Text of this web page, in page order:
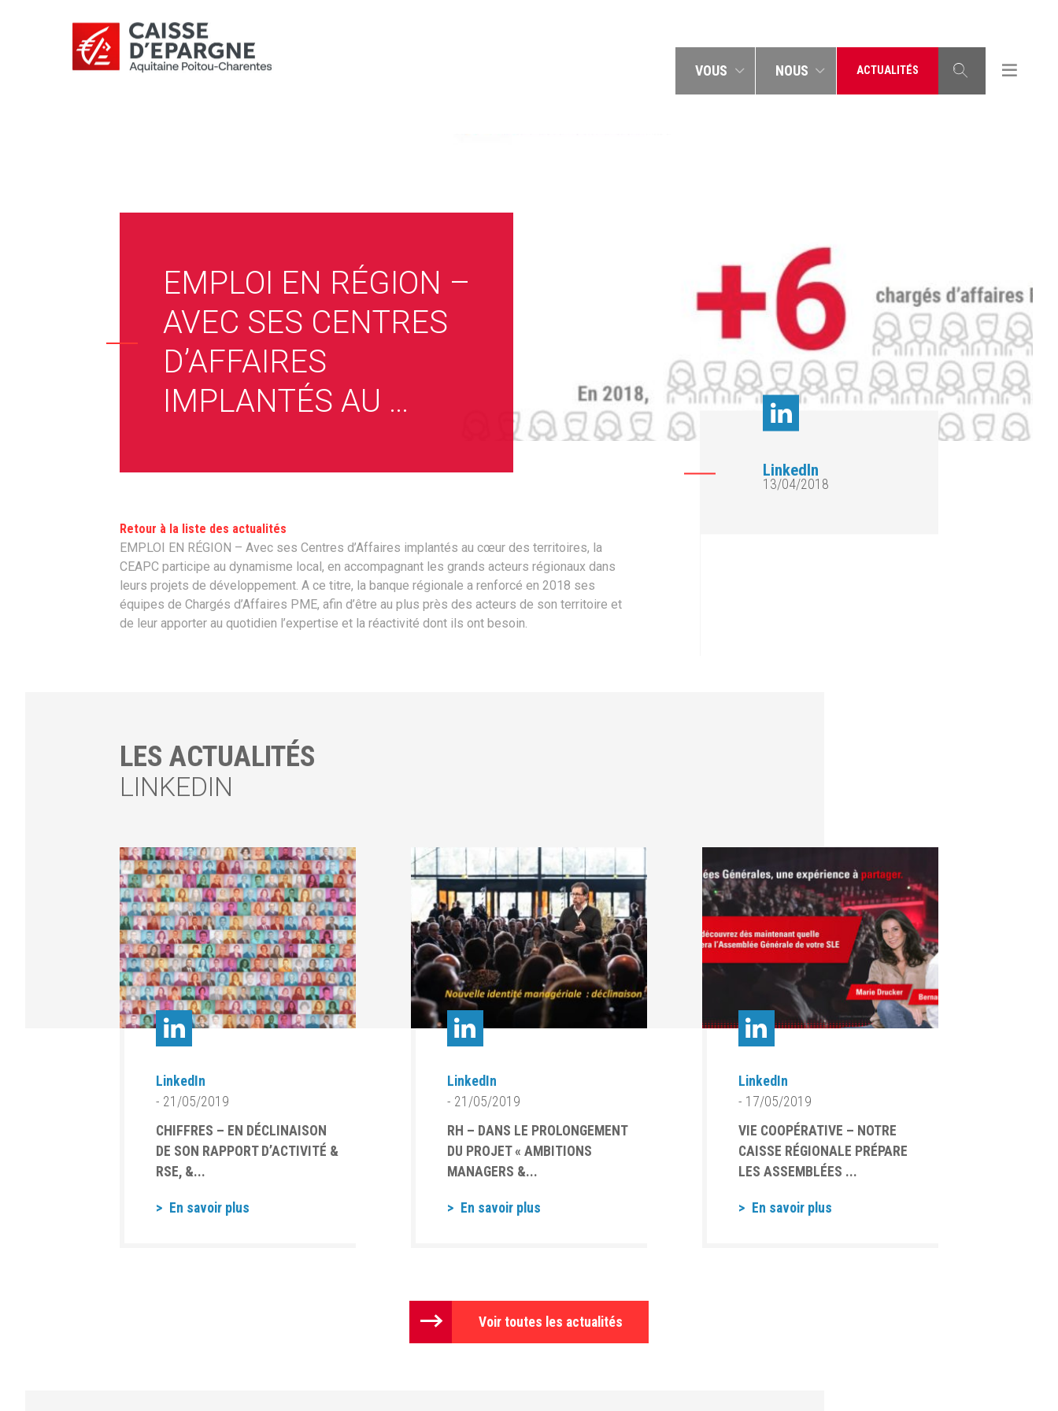
VOUS NOUS ACTUALITÉS
EMPLOI EN RÉGION –
AVEC SES CENTRES
D’AFFAIRES
IMPLANTÉS AU …
LinkedIn
13/04/2018
Retour à la liste des actualités
EMPLOI EN RÉGION – Avec ses Centres d’Affaires implantés au cœur des territoires, la
CEAPC participe au dynamisme local, en accompagnant les grands acteurs régionaux dans
leurs projets de développement. A ce titre, la banque régionale a renforcé en 2018 ses
équipes de Chargés d’Affaires PME, afin d’être au plus près des acteurs de son territoire et
de leur apporter au quotidien l’expertise et la réactivité dont ils ont besoin.
LES ACTUALITÉS
LINKEDIN
LinkedIn
- 21/05/2019
CHIFFRES – EN DÉCLINAISON
DE SON RAPPORT D’ACTIVITÉ &
RSE, &...
En savoir plus
LinkedIn
- 21/05/2019
RH – DANS LE PROLONGEMENT
DU PROJET « AMBITIONS
MANAGERS &...
En savoir plus
LinkedIn
- 17/05/2019
VIE COOPÉRATIVE – NOTRE
CAISSE RÉGIONALE PRÉPARE
LES ASSEMBLÉES ...
En savoir plus
Voir toutes les actualités